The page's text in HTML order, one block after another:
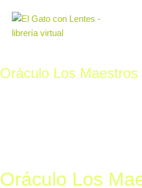
Oráculo Los Maestros
Oráculo Los